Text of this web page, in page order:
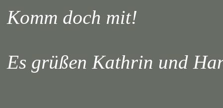
Komm doch mit!
Es grüßen Kathrin und